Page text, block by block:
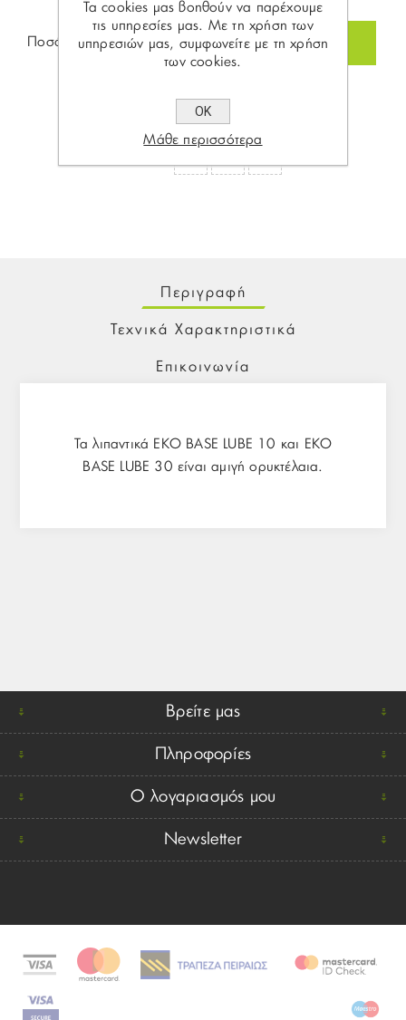
Ποσότητα:
Περιγραφή
Τεχνικά Χαρακτηριστικά
Επικοινωνία
Τα λιπαντικά EKO BASE LUBE 10 και EKO
BASE LUBE 30 είναι αμιγή ορυκτέλαια.
Βρείτε μας
Πληροφορίες
Ο λογαριασμός μου
Newsletter
Τα cookies μας βοηθούν να παρέχουμε
τις υπηρεσίες μας. Με τη χρήση των
υπηρεσιών μας, συμφωνείτε με τη χρήση
των cookies.
ΟΚ
Μάθε περισσότερα